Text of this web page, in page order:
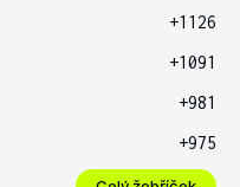
+1126
+1091
+981
+975